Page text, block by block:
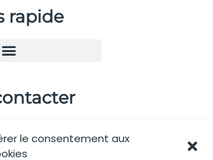
le consentement aux
rapide
tomate.fr